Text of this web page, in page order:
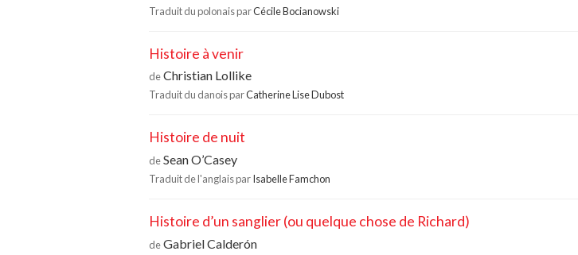
Traduit du polonais parCécile Bocianowski
Histoire à venir
deChristian Lollike
Traduit du danois parCatherine Lise Dubost
Histoire de nuit
deSean O’Casey
Traduit de l'anglais parIsabelle Famchon
Histoire d’un sanglier (ou quelque chose de Richard)
deGabriel Calderón